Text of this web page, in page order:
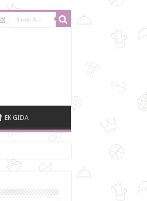
EK GIDA